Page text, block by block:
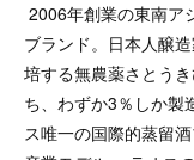
2006年創業の東南ア
ブランド。日本人醸
培する無農薬さとう
ち、わずか3％しか製
ス唯一の国際的蒸留